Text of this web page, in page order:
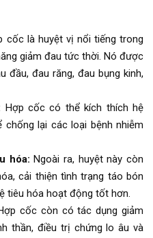
cốc là huyệt vị nổi tiếng trong
giảm đau tức thời. Nó được
đầu, đau răng, đau bụng kinh,
Hợp cốc có thể kích thích hệ
lại các loại bệnh nhiễm
hóa: Ngoài ra, huyệt này còn
cải thiện tình trạng táo bón
tiêu hóa hoạt động tốt hơn.
cốc còn có tác dụng giảm
thần, điều trị chứng lo âu và